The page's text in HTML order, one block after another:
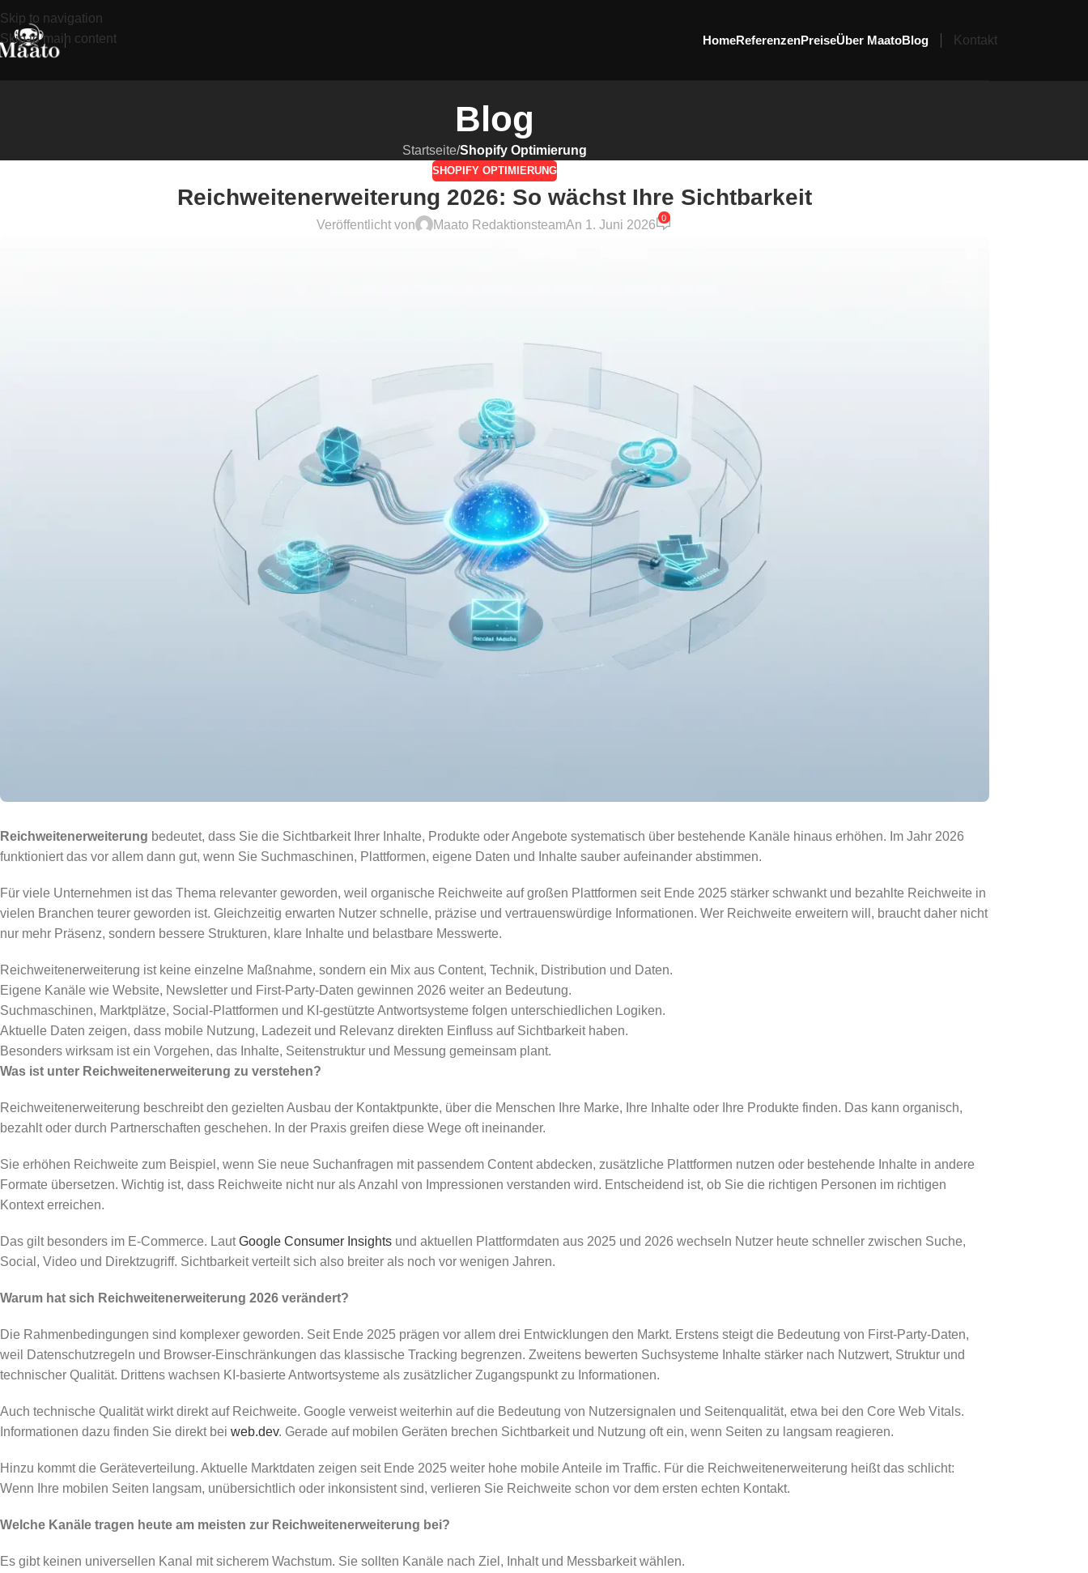
Skip to navigation
Skip to main content
HomeReferenzenPreiseÜber MaatoBlog Kontakt
Blog
Startseite/Shopify Optimierung
SHOPIFY OPTIMIERUNG
Reichweitenerweiterung 2026: So wächst Ihre Sichtbarkeit
Veröffentlicht von Maato RedaktionsteamAn 1. Juni 2026
0
Reichweitenerweiterung bedeutet, dass Sie die Sichtbarkeit Ihrer Inhalte, Produkte oder Angebote systematisch über bestehende Kanäle hinaus erhöhen. Im Jahr 2026
funktioniert das vor allem dann gut, wenn Sie Suchmaschinen, Plattformen, eigene Daten und Inhalte sauber aufeinander abstimmen.
Für viele Unternehmen ist das Thema relevanter geworden, weil organische Reichweite auf großen Plattformen seit Ende 2025 stärker schwankt und bezahlte Reichweite in
vielen Branchen teurer geworden ist. Gleichzeitig erwarten Nutzer schnelle, präzise und vertrauenswürdige Informationen. Wer Reichweite erweitern will, braucht daher nicht
nur mehr Präsenz, sondern bessere Strukturen, klare Inhalte und belastbare Messwerte.
Reichweitenerweiterung ist keine einzelne Maßnahme, sondern ein Mix aus Content, Technik, Distribution und Daten.
Eigene Kanäle wie Website, Newsletter und First-Party-Daten gewinnen 2026 weiter an Bedeutung.
Suchmaschinen, Marktplätze, Social-Plattformen und KI-gestützte Antwortsysteme folgen unterschiedlichen Logiken.
Aktuelle Daten zeigen, dass mobile Nutzung, Ladezeit und Relevanz direkten Einfluss auf Sichtbarkeit haben.
Besonders wirksam ist ein Vorgehen, das Inhalte, Seitenstruktur und Messung gemeinsam plant.
Was ist unter Reichweitenerweiterung zu verstehen?
Reichweitenerweiterung beschreibt den gezielten Ausbau der Kontaktpunkte, über die Menschen Ihre Marke, Ihre Inhalte oder Ihre Produkte finden. Das kann organisch,
bezahlt oder durch Partnerschaften geschehen. In der Praxis greifen diese Wege oft ineinander.
Sie erhöhen Reichweite zum Beispiel, wenn Sie neue Suchanfragen mit passendem Content abdecken, zusätzliche Plattformen nutzen oder bestehende Inhalte in andere
Formate übersetzen. Wichtig ist, dass Reichweite nicht nur als Anzahl von Impressionen verstanden wird. Entscheidend ist, ob Sie die richtigen Personen im richtigen
Kontext erreichen.
Das gilt besonders im E-Commerce. LautGoogle Consumer Insights und aktuellen Plattformdaten aus 2025 und 2026 wechseln Nutzer heute schneller zwischen Suche,
Social, Video und Direktzugriff. Sichtbarkeit verteilt sich also breiter als noch vor wenigen Jahren.
Warum hat sich Reichweitenerweiterung 2026 verändert?
Die Rahmenbedingungen sind komplexer geworden. Seit Ende 2025 prägen vor allem drei Entwicklungen den Markt. Erstens steigt die Bedeutung von First-Party-Daten,
weil Datenschutzregeln und Browser-Einschränkungen das klassische Tracking begrenzen. Zweitens bewerten Suchsysteme Inhalte stärker nach Nutzwert, Struktur und
technischer Qualität. Drittens wachsen KI-basierte Antwortsysteme als zusätzlicher Zugangspunkt zu Informationen.
Auch technische Qualität wirkt direkt auf Reichweite. Google verweist weiterhin auf die Bedeutung von Nutzersignalen und Seitenqualität, etwa bei den Core Web Vitals.
Informationen dazu finden Sie direkt bei web.dev. Gerade auf mobilen Geräten brechen Sichtbarkeit und Nutzung oft ein, wenn Seiten zu langsam reagieren.
Hinzu kommt die Geräteverteilung. Aktuelle Marktdaten zeigen seit Ende 2025 weiter hohe mobile Anteile im Traffic. Für die Reichweitenerweiterung heißt das schlicht:
Wenn Ihre mobilen Seiten langsam, unübersichtlich oder inkonsistent sind, verlieren Sie Reichweite schon vor dem ersten echten Kontakt.
Welche Kanäle tragen heute am meisten zur Reichweitenerweiterung bei?
Es gibt keinen universellen Kanal mit sicherem Wachstum. Sie sollten Kanäle nach Ziel, Inhalt und Messbarkeit wählen.